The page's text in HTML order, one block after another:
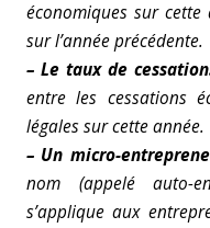
économiques sur cette
sur l’année précédente.
– Le taux de
entre les cessations
légales sur cette année.
– Un micro-
nom (appelé auto-
s’applique aux